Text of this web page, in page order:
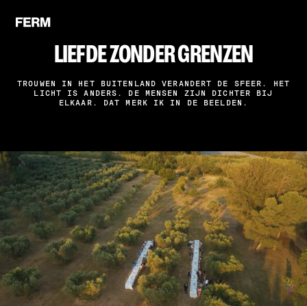
LIEFDE ZONDER GRENZEN
TROUWEN IN HET BUITENLAND VERANDERT DE SFEER. HET
LICHT IS ANDERS. DE MENSEN ZIJN DICHTER BIJ
ELKAAR. DAT MERK IK IN DE BEELDEN.